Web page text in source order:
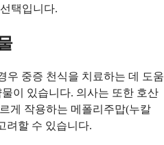
택입니다.
우 중증 천식을 치료하는 데 도움
이 있습니다. 의사는 또한 호산
게 작용하는 메폴리주맙(누칼
려할 수 있습니다.